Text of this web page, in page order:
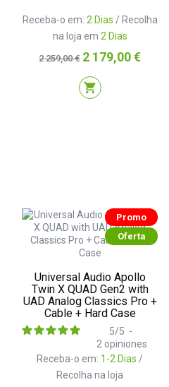
Receba-o em: 2 Dias / Recolha
na loja em 2 Dias
Preço
normal
2 259,00 € Preço
2 179,00 €
shopping_cart
Promo
Oferta
Universal Audio Apollo
Twin X QUAD Gen2 with
UAD Analog Classics Pro +
Cable + Hard Case
Receba-o em: 1-2 Dias /
Recolha na loja
5/5 -
2 opiniones